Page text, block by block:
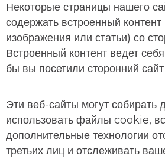
Некоторые страницы нашего
содержать встроенный
изображения или статьи) со
Встроенный контент ведет
бы вы посетили сторонний
Эти веб-сайты могут собирать
использовать файлы cookie,
дополнительные технологии
третьих лиц и отслеживать